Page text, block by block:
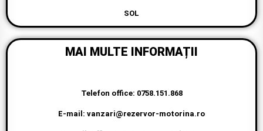
MAI MULTE INFORMAȚII
E-mail: vanzari@rezervor-motorina.ro
E-mail: office@rezervor-motorina.ro